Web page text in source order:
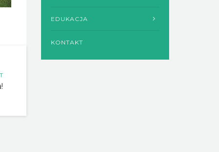
EDUKACJA
KONTAKT